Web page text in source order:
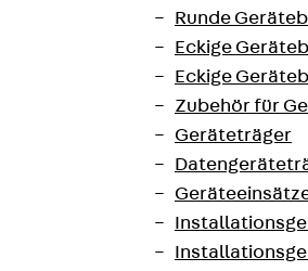
Runde
Eckige
Eckige
Zubehör für
Geräteträger